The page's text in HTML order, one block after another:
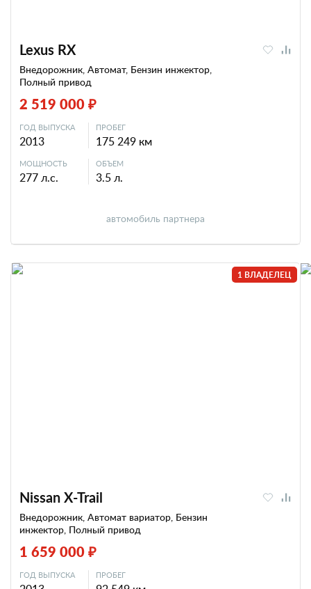
Lexus RX
Внедорожник, Автомат, Бензин инжектор,
Полный привод
2 519 000 ₽
ГОД ВЫПУСКА
2013
ПРОБЕГ
175 249 км
МОЩНОСТЬ
277 л.с.
ОБЪЕМ
3.5 л.
автомобиль партнера
1 ВЛАДЕЛЕЦ
Nissan X-Trail
Внедорожник, Автомат вариатор, Бензин
инжектор, Полный привод
1 659 000 ₽
ГОД ВЫПУСКА ПРОБЕГ